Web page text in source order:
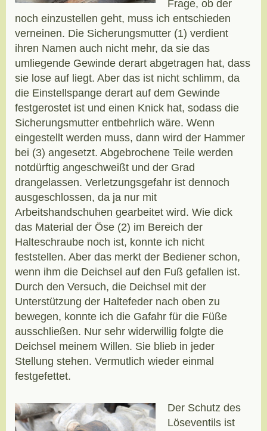
Frage, ob der
noch einzustellen geht, muss ich entschieden
verneinen. Die Sicherungsmutter (1) verdient
ihren Namen auch nicht mehr, da sie das
umliegende Gewinde derart abgetragen hat, dass
sie lose auf liegt. Aber das ist nicht schlimm, da
die Einstellspange derart auf dem Gewinde
festgerostet ist und einen Knick hat, sodass die
Sicherungsmutter entbehrlich wäre. Wenn
eingestellt werden muss, dann wird der Hammer
bei (3) angesetzt. Abgebrochene Teile werden
notdürftig angeschweißt und der Grad
drangelassen. Verletzungsgefahr ist dennoch
ausgeschlossen, da ja nur mit
Arbeitshandschuhen gearbeitet wird. Wie dick
das Material der Öse (2) im Bereich der
Halteschraube noch ist, konnte ich nicht
feststellen. Aber das merkt der Bediener schon,
wenn ihm die Deichsel auf den Fuß gefallen ist.
Durch den Versuch, die Deichsel mit der
Unterstützung der Haltefeder nach oben zu
bewegen, konnte ich die Gafahr für die Füße
ausschließen. Nur sehr widerwillig folgte die
Deichsel meinem Willen. Sie blieb in jeder
Stellung stehen. Vermutlich wieder einmal
festgefettet.
Der Schutz des
Löseventils ist